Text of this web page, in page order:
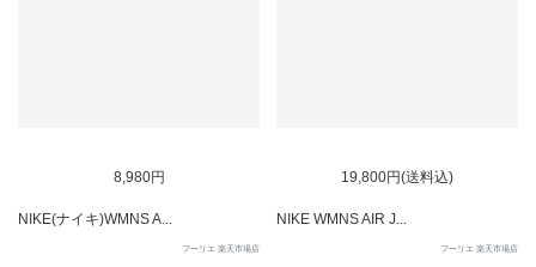
8,980円
NIKE(ナイキ)WMNS A...
フーリエ 楽天市場店
19,800円(送料込)
NIKE WMNS AIR J...
フーリエ 楽天市場店